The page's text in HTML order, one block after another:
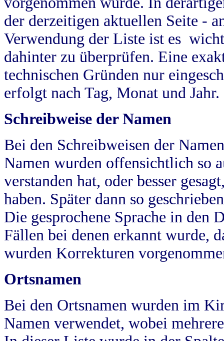
der derzeitigen aktuellen Seite -
Verwendung der Liste ist es
dahinter zu überprüfen. Eine
technischen Gründen nur
erfolgt nach Tag, Monat und Jahr.
Schreibweise der Namen
Bei den Schreibweisen der
Namen wurden offensichtlich so
verstanden hat, oder besser
haben. Später dann so
Die gesprochene Sprache in
Fällen bei denen erkannt wurde,
wurden Korrekturen
Ortsnamen
Bei den Ortsnamen wurden im
Namen verwendet, wobei